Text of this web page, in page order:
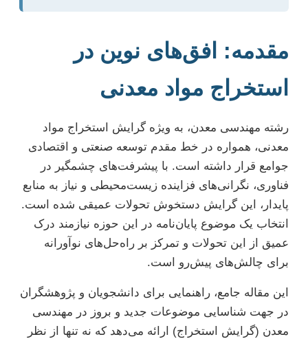
مقدمه: افق‌های نوین در
استخراج مواد معدنی
رشته مهندسی معدن، به ویژه گرایش استخراج مواد
معدنی، همواره در خط مقدم توسعه صنعتی و اقتصادی
جوامع قرار داشته است. با پیشرفت‌های چشمگیر در
فناوری، نگرانی‌های فزاینده زیست‌محیطی و نیاز به منابع
پایدار، این گرایش دستخوش تحولات عمیقی شده است.
انتخاب یک موضوع پایان‌نامه در این حوزه نیازمند درک
عمیق از این تحولات و تمرکز بر راه‌حل‌های نوآورانه
برای چالش‌های پیش‌رو است.
این مقاله جامع، راهنمایی برای دانشجویان و پژوهشگران
در جهت شناسایی موضوعات جدید و بروز در مهندسی
معدن (گرایش استخراج) ارائه می‌دهد که نه تنها از نظر